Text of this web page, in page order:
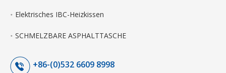
Elektrisches IBC-Heizkissen
SCHMELZBARE ASPHALTTASCHE
+86-(0)532 6609 8998